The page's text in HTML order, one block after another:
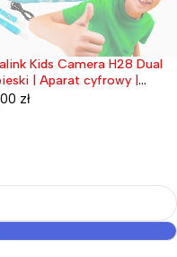
Kids Camera H28 Dual
| Aparat cyfrowy |
30fps, wyświetlacz 2.0"
zł